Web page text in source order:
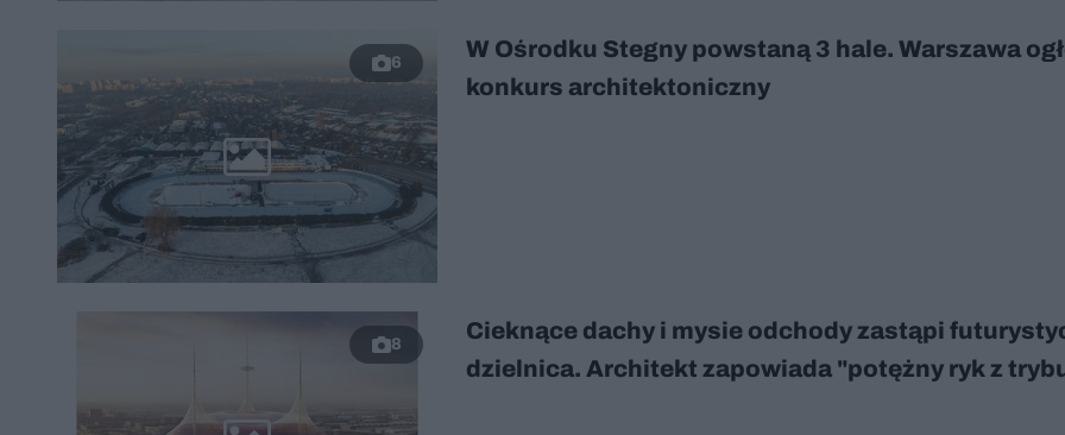
6
W Ośrodku Stegny powstaną 3 hale. Warszawa
konkurs architektoniczny
8
Cieknące dachy i mysie odchody zastąpi
dzielnica. Architekt zapowiada "potężny ryk z